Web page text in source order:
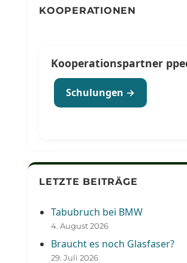
KOOPERATIONEN
Kooperationspartner
Schulungen →
LETZTE BEITRÄGE
Tabubruch bei BMW
4. August 2026
Braucht es noch Glasfaser?
29. Juli 2026